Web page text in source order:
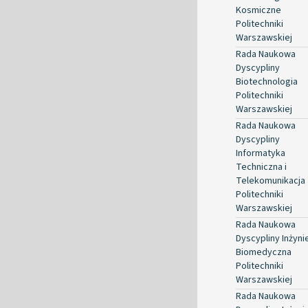
Kosmiczne
Politechniki
Warszawskiej
Rada Naukowa
Dyscypliny
Biotechnologia
Politechniki
Warszawskiej
Rada Naukowa
Dyscypliny
Informatyka
Techniczna i
Telekomunikacja
Politechniki
Warszawskiej
Rada Naukowa
Dyscypliny
Biomedyczna
Politechniki
Warszawskiej
Rada Naukowa